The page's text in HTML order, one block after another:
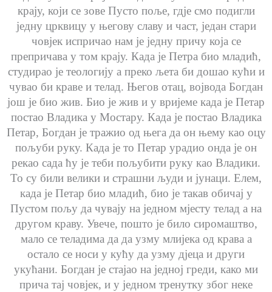
крају, који се зове Пусто поље, гдје смо подигли
једну црквицу у његову славу и част, један стари
човјек испричао нам је једну причу која се
препричава у том крају. Када је Петра био младић,
студирао је теологију а преко љета би дошао кући и
чувао би краве и телад. Његов отац, војвода Богдан
још је био жив. Био је жив и у вријеме када је Петар
постао Владика у Мостару. Када је постао Владика
Петар, Богдан је тражио од њега да он њему као оцу
пољуби руку. Када је то Петар урадио онда је он
рекао сада ћу је теби пољубити руку као Владики.
То су били велики и страшни људи и јунаци. Елем,
када је Петар био младић, био је такав обичај у
Пустом пољу да чувају на једном мјесту телад а на
другом краву. Увече, пошто је било сиромаштво,
мало се теладима да да узму млијека од крава а
остало се носи у кућу да узму дјеца и други
укућани. Богдан је стајао на једној греди, како ми
прича тај човјек, и у једном тренутку због неке